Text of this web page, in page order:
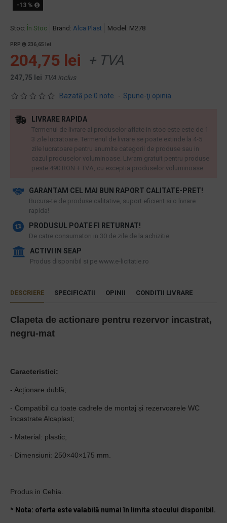
-13 %
Stoc: În Stoc Brand: Alca Plast Model: M278
Bazată pe 0 note. - Spune-ţi opinia
PRP 236,65 lei
204,75 lei + TVA
247,75 lei TVA inclus
GARANTAM CEL MAI BUN RAPORT CALITATE-PRET!
​Bucura-te de produse calitative, suport eficient si o livrare
rapida!
PRODUSUL POATE FI RETURNAT!
De catre consumatori in 30 de zile de la achizitie
ACTIVI IN SEAP
Produs disponibil si pe www.e-licitatie.ro
LIVRARE RAPIDA
Termenul de livrare al produselor aflate in stoc este este de 1-
3 zile lucratoare. Termenul de livrare se poate extinde la 4-5
zile lucratoare pentru anumite categorii de produse sau in
cazul produselor voluminoase. Livram gratuit pentru produse
peste 490 RON + TVA, cu exceptia produselor voluminoase.
DESCRIERE SPECIFICATII OPINII CONDITII LIVRARE
Clapeta de actionare pentru rezervor incastrat,
negru-mat
Caracteristici:
- Acționare dublă;
- Compatibil cu toate cadrele de montaj și rezervoarele WC
încastrate Alcaplast;
- Material: plastic;
- Dimensiuni: 250×40×175 mm.
Produs in Cehia.
* Nota: oferta este valabilă numai în limita stocului disponibil.